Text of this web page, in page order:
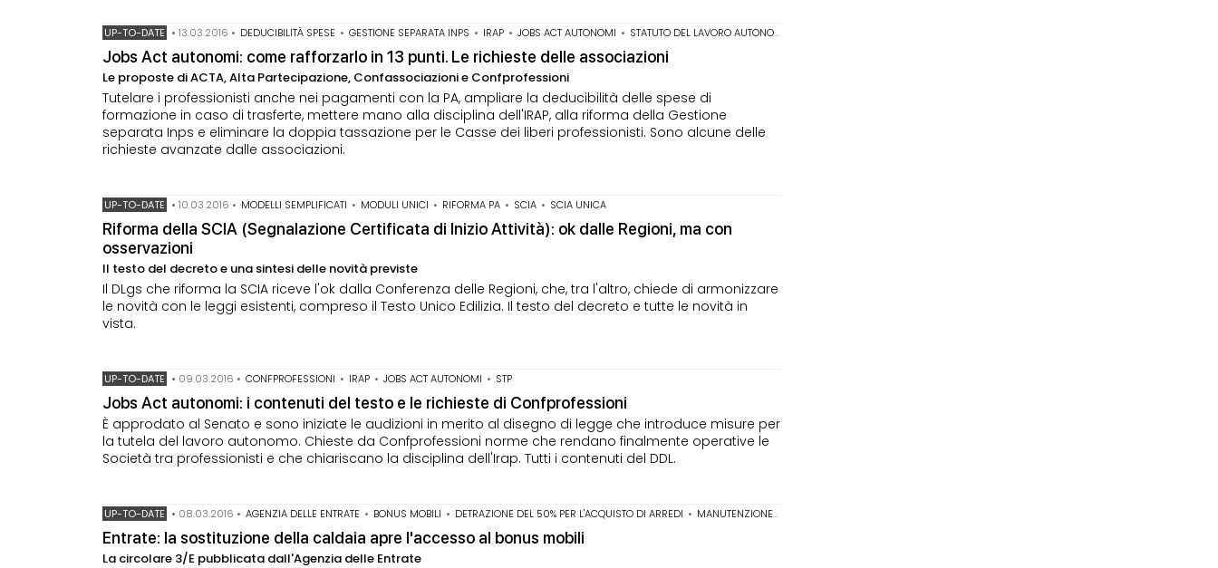
UP-TO-DATE •13.03.2016 • DEDUCIBILITÀ SPESE • GESTIONE SEPARATA INPS • IRAP • JOBS ACT AUTONOMI • STATUTO DEL LAVORO AUTONOMO
Jobs Act autonomi: come rafforzarlo in 13 punti. Le richieste delle associazioni
Le proposte di ACTA, Alta Partecipazione, Confassociazioni e Confprofessioni
Tutelare i professionisti anche nei pagamenti con la PA, ampliare la deducibilità delle spese di
formazione in caso di trasferte, mettere mano alla disciplina dell'IRAP, alla riforma della Gestione
separata Inps e eliminare la doppia tassazione per le Casse dei liberi professionisti. Sono alcune delle
richieste avanzate dalle associazioni.
UP-TO-DATE •10.03.2016 • MODELLI SEMPLIFICATI • MODULI UNICI • RIFORMA PA • SCIA • SCIA UNICA
Riforma della SCIA (Segnalazione Certificata di Inizio Attività): ok dalle Regioni, ma con
osservazioni
Il testo del decreto e una sintesi delle novità previste
Il DLgs che riforma la SCIA riceve l'ok dalla Conferenza delle Regioni, che, tra l'altro, chiede di armonizzare
le novità con le leggi esistenti, compreso il Testo Unico Edilizia. Il testo del decreto e tutte le novità in
vista.
UP-TO-DATE • 09.03.2016 • CONFPROFESSIONI • IRAP • JOBS ACT AUTONOMI • STP
Jobs Act autonomi: i contenuti del testo e le richieste di Confprofessioni
È approdato al Senato e sono iniziate le audizioni in merito al disegno di legge che introduce misure per
la tutela del lavoro autonomo. Chieste da Confprofessioni norme che rendano finalmente operative le
Società tra professionisti e che chiariscano la disciplina dell'Irap. Tutti i contenuti del DDL.
UP-TO-DATE • 08.03.2016 • AGENZIA DELLE ENTRATE • BONUS MOBILI • DETRAZIONE DEL 50% PER L'ACQUISTO DI ARREDI • MANUTENZIONE STRAORDINARIA
Entrate: la sostituzione della caldaia apre l'accesso al bonus mobili
La circolare 3/E pubblicata dall'Agenzia delle Entrate